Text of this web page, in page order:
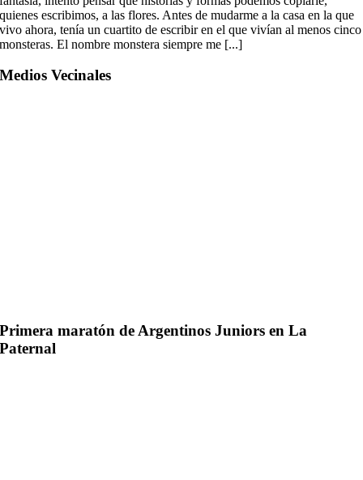
quienes escribimos, a las flores. Antes de mudarme a la casa en la que
vivo ahora, tenía un cuartito de escribir en el que vivían al menos cinco
monsteras. El nombre monstera siempre me [...]
Medios Vecinales
Primera maratón de Argentinos Juniors en La
Paternal